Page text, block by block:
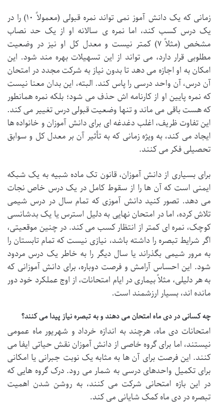
زمانی که یک دانش آموز نمی تواند نمره قبولی (معمولاً ۱۰) را در
یک درس کسب کند، اما نمره ی سالانه او از یک حد نصاب
مشخص (مثلاً ۷) کمتر نیست و معدل کل او نیز در وضعیت
مطلوبی قرار دارد، می تواند از این تسهیلات بهره مند شود. این
امکان به او اجازه می دهد تا بدون نیاز به شرکت مجدد در امتحان
آن درس، آن واحد درسی را پاس کند. البته، این بدان معنا نیست
که نمره پایین او از کارنامه اش حذف می شود؛ بلکه نمره همانطور
که هست باقی می ماند و تنها وضعیت قبولی درس تغییر می کند.
این تفاوت ظریف، اغلب دغدغه ای برای دانش آموزان و خانواده ها
ایجاد می کند، به ویژه زمانی که به تأثیر آن بر معدل کل و سوابق
تحصیلی فکر می کنند.
برای بسیاری از دانش آموزان، قانون تک ماده شبیه به یک شبکه
ایمنی است که آن ها را از سقوط کامل در یک درس خاص نجات
می دهد. تصور کنید دانش آموزی که تمام سال در درس شیمی
تلاش کرده، اما در امتحان نهایی به دلیل استرس یا یک بدشانسی
کوچک، نمره ای کمتر از انتظار کسب می کند. در چنین موقعیتی،
اگر شرایط تبصره را داشته باشد، نیازی نیست که تمام تابستان را
به مرور شیمی بگذراند یا سال دیگر را به خاطر یک درس مردود
شود. این احساس آرامش و فرصت دوباره، برای دانش آموزانی که
به هر دلیلی، مثلاً بیماری در ایام امتحانات، از اوج عملکرد خود دور
مانده اند، بسیار ارزشمند است.
چه کسانی در دی ماه امتحان می دهند و به تبصره نیاز پیدا می کنند؟
امتحانات دی ماه، هرچند به اندازه خرداد و شهریور ماه عمومی
نیستند، اما برای گروه خاصی از دانش آموزان نقش حیاتی ایفا می
کنند. این فرصت برای آن ها به مثابه یک نوبت جبرانی یا امکانی
برای تکمیل واحدهای درسی به شمار می رود. درک گروه هایی که
در این بازه امتحانی شرکت می کنند، به روشن شدن اهمیت
تبصره در دی ماه کمک شایانی می کند.